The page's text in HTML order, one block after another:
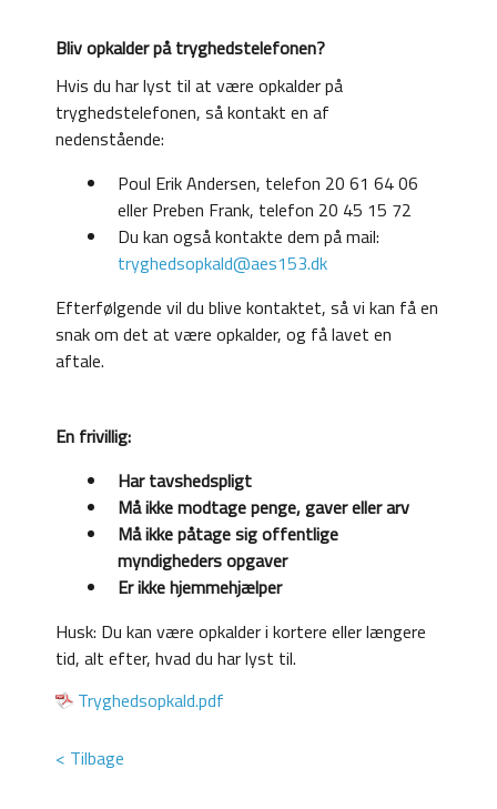
Bliv opkalder på tryghedstelefonen?
Hvis du har lyst til at være opkalder på
tryghedstelefonen, så kontakt en af
nedenstående:
Poul Erik Andersen, telefon 20 61 64 06
eller Preben Frank, telefon 20 45 15 72
Du kan også kontakte dem på mail:
tryghedsopkald@aes153.dk
Efterfølgende vil du blive kontaktet, så vi kan få en
snak om det at være opkalder, og få lavet en
aftale.
En frivillig:
Har tavshedspligt
Må ikke modtage penge, gaver eller arv
Må ikke påtage sig offentlige
myndigheders opgaver
Er ikke hjemmehjælper
Husk: Du kan være opkalder i kortere eller længere
tid, alt efter, hvad du har lyst til.
Tryghedsopkald.pdf
< Tilbage